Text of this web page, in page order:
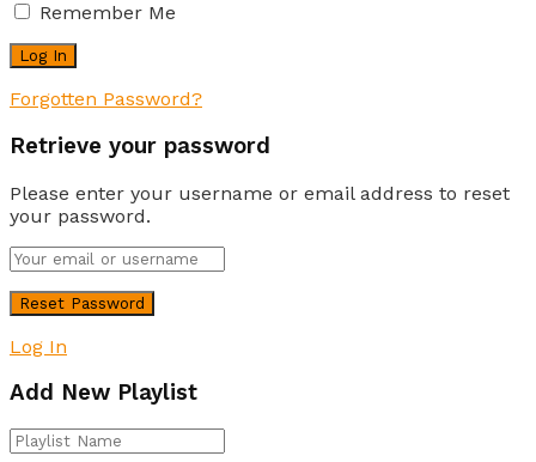
Remember Me
Forgotten Password?
Retrieve your password
Please enter your username or email address to reset
your password.
Log In
Add New Playlist